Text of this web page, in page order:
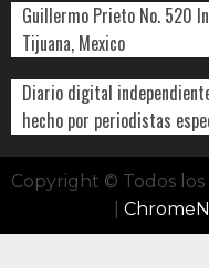
Guillermo Prieto No. 520
Tijuana, Mexico
Diario digital
hecho por periodistas
Copyright © Todos